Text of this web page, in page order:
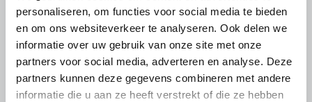
personaliseren, om functies voor social media te bieden
en om ons websiteverkeer te analyseren. Ook delen we
informatie over uw gebruik van onze site met onze
partners voor social media, adverteren en analyse. Deze
partners kunnen deze gegevens combineren met andere
informatie die u aan ze heeft verstrekt of die ze hebben
leden op om op vrijdagochtend 14 augustus massaal naar
het voorplein van het provinciehuis in Den Bosch te
komen…
Lees meer